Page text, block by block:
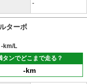
-
ターボ
-km/L
タンでどこまで走る？
-km